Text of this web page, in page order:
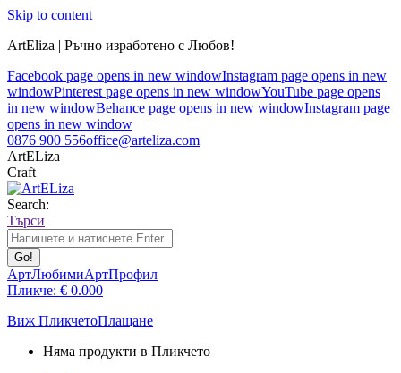
Skip to content
ArtEliza | Ръчно изработено с Любов!
Facebook page opens in new windowInstagram page opens in new
windowPinterest page opens in new windowYouTube page opens
in new windowBehance page opens in new windowInstagram page
opens in new window
0876 900 556office@arteliza.com
ArtELiza
Craft
Search:
Търси
АртЛюбимиАртПрофил
Пликче: € 0.000
Виж ПликчетоПлащане
Няма продукти в Пликчето